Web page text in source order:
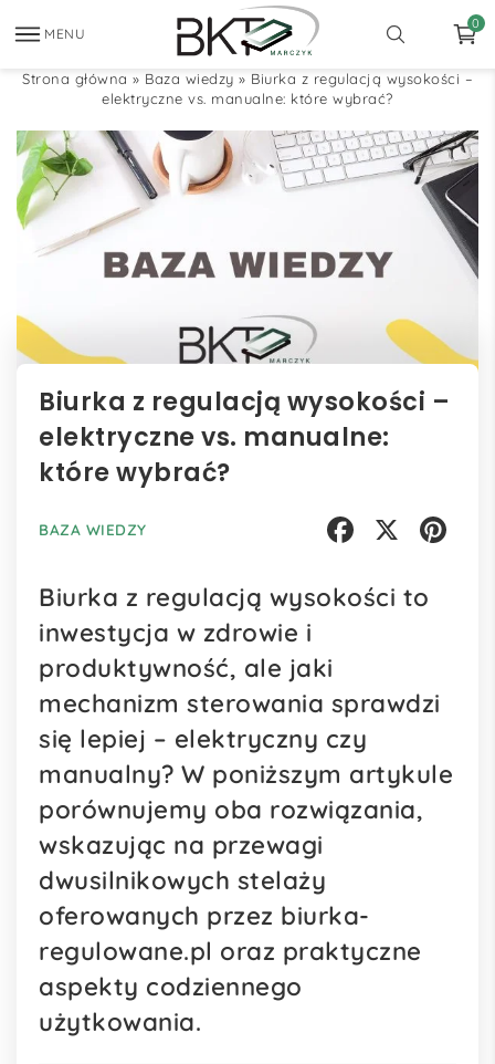
MENU
0
Strona główna » Baza wiedzy » Biurka z regulacją wysokości –
elektryczne vs. manualne: które wybrać?
Biurka z regulacją wysokości –
elektryczne vs. manualne:
które wybrać?
BAZA WIEDZY
Biurka z regulacją wysokości to
inwestycja w zdrowie i
produktywność, ale jaki
mechanizm sterowania sprawdzi
się lepiej – elektryczny czy
manualny? W poniższym artykule
porównujemy oba rozwiązania,
wskazując na przewagi
dwusilnikowych stelaży
oferowanych przez biurka-
regulowane.pl oraz praktyczne
aspekty codziennego
użytkowania.